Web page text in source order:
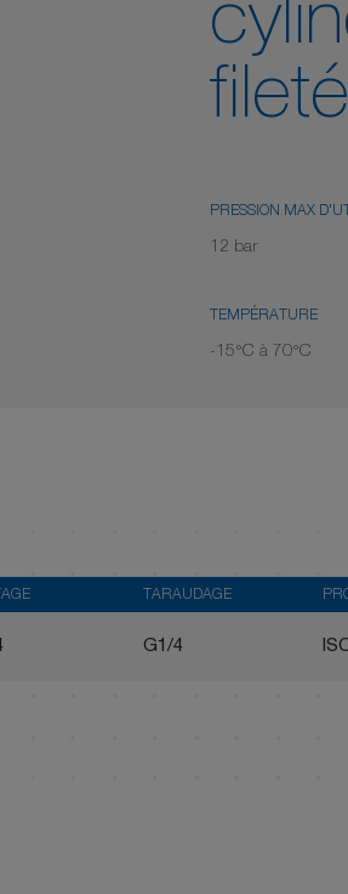
PRESSION MAX
12 bar
TEMPÉRATURE
-15°C à 70°C
TARAUDAGE
G1/4